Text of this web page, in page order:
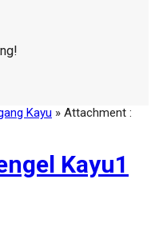
Kayu » Attachment :
Kayu1